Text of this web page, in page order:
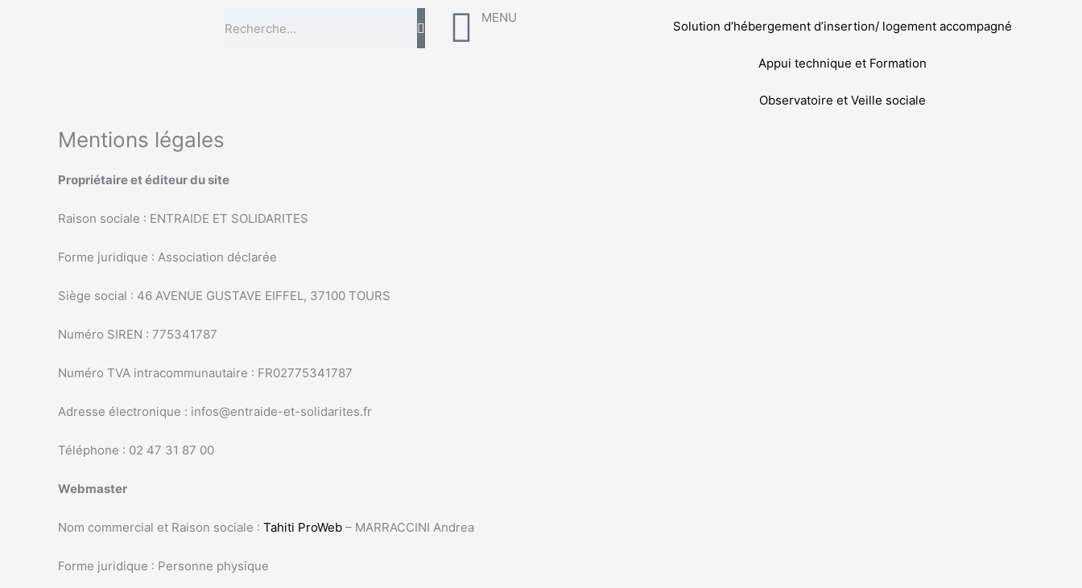
MENU
Solution d’hébergement d’insertion/ logement accompagné
Appui technique et Formation
Observatoire et Veille sociale
Mentions légales
Propriétaire et éditeur du site
Raison sociale : ENTRAIDE ET SOLIDARITES
Forme juridique : Association déclarée
Siège social : 46 AVENUE GUSTAVE EIFFEL, 37100 TOURS
Numéro SIREN : 775341787
Numéro TVA intracommunautaire : FR02775341787
Adresse électronique : infos@entraide-et-solidarites.fr
Téléphone : 02 47 31 87 00
Webmaster
Nom commercial et Raison sociale : Tahiti ProWeb – MARRACCINI Andrea
Forme juridique : Personne physique